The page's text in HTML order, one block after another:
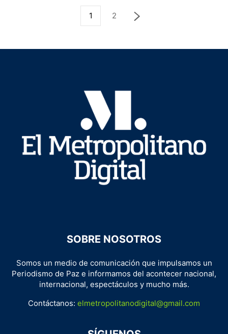
1 2
SOBRE NOSOTROS
Somos un medio de comunicación que impulsamos un
Periodismo de Paz e informamos del acontecer nacional,
internacional, espectáculos y mucho más.
Contáctanos: elmetropolitanodigital@gmail.com